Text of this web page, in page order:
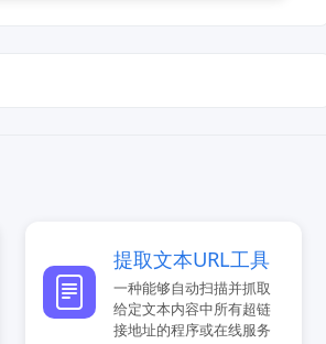
提取文本URL工具
一种能够自动扫描并抓取
给定文本内容中所有超链
接地址的程序或在线服务